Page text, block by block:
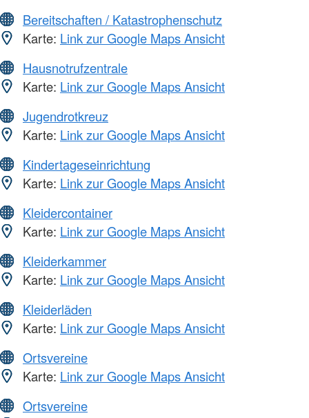
Bereitschaften / Katastrophenschutz
Karte: Link zur Google Maps Ansicht
Hausnotrufzentrale
Karte: Link zur Google Maps Ansicht
Jugendrotkreuz
Karte: Link zur Google Maps Ansicht
Kindertageseinrichtung
Karte: Link zur Google Maps Ansicht
Kleidercontainer
Karte: Link zur Google Maps Ansicht
Kleiderkammer
Karte: Link zur Google Maps Ansicht
Kleiderläden
Karte: Link zur Google Maps Ansicht
Ortsvereine
Karte: Link zur Google Maps Ansicht
Ortsvereine